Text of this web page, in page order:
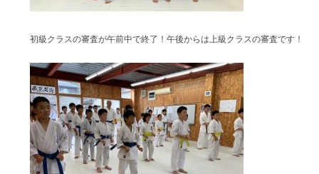
初級クラスの審査が午前中で終了！午後からは上級クラスの審査です！